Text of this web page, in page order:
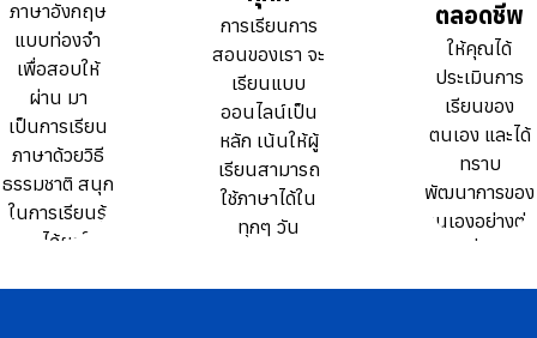
ภาษาอังกฤษ
แบบท่องจำ
เพื่อสอบให้
ผ่าน มา
เป็นการเรียน
ภาษาด้วยวิธี
ธรรมชาติ สนุก
ในการเรียนรู้
และได้ผลใน
ภาษาอังกฤษ
แบบท่องจำ
เพื่อสอบให้
ผ่าน มา
เป็นการเรียน
ภาษาด้วยวิธี
ธรรมชาติ สนุก
ในการเรียนรู้
และได้ผลใน
การเรียนการ
สอนของเรา จะ
เรียนแบบ
ออนไลน์เป็น
หลัก เน้นให้ผู้
เรียนสามารถ
ใช้ภาษาได้ใน
ทุกๆ วัน
การเรียนการ
สอนของเรา จะ
เรียนแบบ
ออนไลน์เป็น
หลัก เน้นให้ผู้
เรียนสามารถ
ใช้ภาษาได้ใน
ทุกๆ วัน
ตลอดชีพ
ให้คุณได้
ประเมินการ
เรียนของ
ตนเอง และได้
ทราบ
พัฒนาการของ
ตนเองอย่างต่อ
เนื่อง
ตลอดชีพ
ให้คุณได้
ประเมินการ
เรียนของ
ตนเอง และได้
ทราบ
พัฒนาการของ
ตนเองอย่างต่อ
เนื่อง